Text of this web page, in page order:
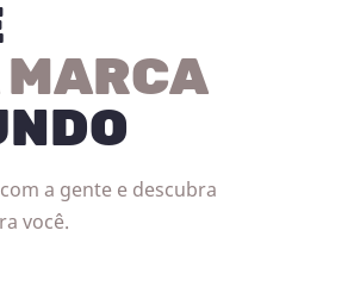
MARCA
a gente e descubra
você.